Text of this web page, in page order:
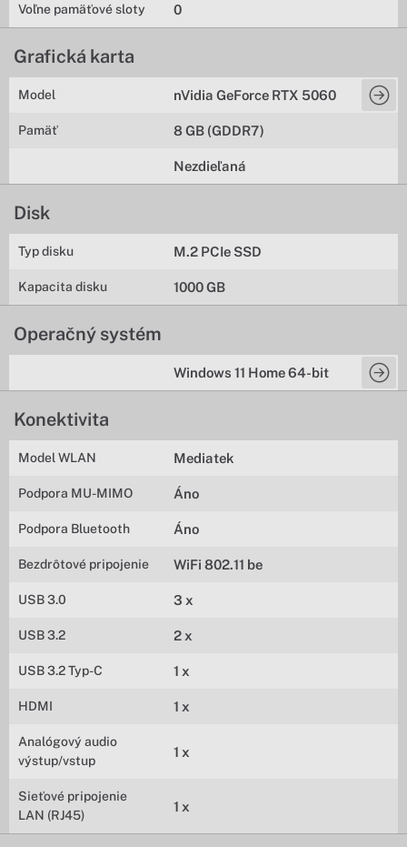
Voľne pamäťové sloty 0
Grafická karta
Model nVidia GeForce RTX 5060
Pamäť 8 GB (GDDR7)
Nezdieľaná
Disk
Typ disku M.2 PCIe SSD
Kapacita disku 1000 GB
Operačný systém
Windows 11 Home 64-bit
Konektivita
Model WLAN Mediatek
Podpora MU-MIMO Áno
Podpora Bluetooth Áno
Bezdrôtové pripojenie WiFi 802.11 be
USB 3.0 3 x
USB 3.2 2 x
USB 3.2 Typ-C 1 x
HDMI 1 x
Analógový audio
výstup/vstup
1 x
Sieťové pripojenie
LAN (RJ45)
1 x